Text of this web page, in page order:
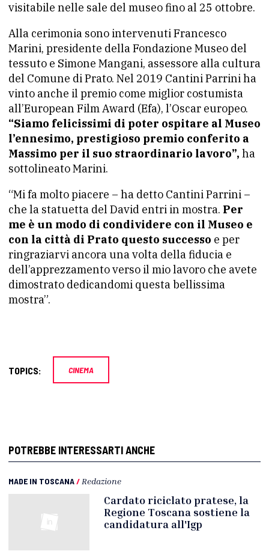
visitabile nelle sale del museo fino al 25 ottobre.
Alla cerimonia sono intervenuti Francesco
Marini, presidente della Fondazione Museo del
tessuto e Simone Mangani, assessore alla cultura
del Comune di Prato. Nel 2019 Cantini Parrini ha
vinto anche il premio come miglior costumista
all’European Film Award (Efa), l’Oscar europeo.
“Siamo felicissimi di poter ospitare al Museo
l’ennesimo, prestigioso premio conferito a
Massimo per il suo straordinario lavoro”, ha
sottolineato Marini.
“Mi fa molto piacere – ha detto Cantini Parrini –
che la statuetta del David entri in mostra. Per
me è un modo di condividere con il Museo e
con la città di Prato questo successo e per
ringraziarvi ancora una volta della fiducia e
dell’apprezzamento verso il mio lavoro che avete
dimostrato dedicandomi questa bellissima
mostra”.
TOPICS: CINEMA
POTREBBE INTERESSARTI ANCHE
MADE IN TOSCANA/ Redazione
Cardato riciclato pratese, la
Regione Toscana sostiene la
candidatura all'Igp